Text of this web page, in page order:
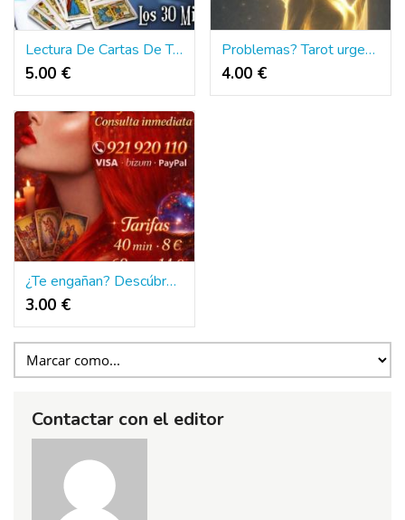
Lectura De Cartas De Tarot - Tarot
5.00 €
Problemas? Tarot urgente para ayudarte
4.00 €
¿Te engañan? Descúbrelo AHORA con tarot
3.00 €
Contactar con el editor